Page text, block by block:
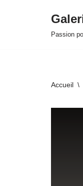
Passion
Accueil \